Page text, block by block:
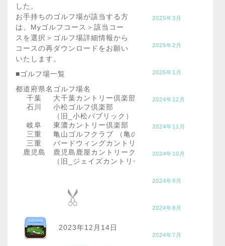
した。
お手持ちのゴルフ場が該当する方
は、Myゴルフコース＞該当コー
スを選択＞ゴルフ場詳細情報から
コースの再ダウンロードをお願い
いたします。
■ゴルフ場一覧
都道府県名 ゴルフ場名
千葉
大千葉カントリー倶楽部
石川
小松ゴルフ倶楽部
（旧_小松パブリック）
岐阜
東濃カントリー倶楽部
三重
亀山ゴルフクラブ （亀の子ショートコース追加）
三重
バードウィングカントリークラブ
鹿児島
鹿児島鹿屋カントリークラブ
（旧_ジェイズカントリークラブ 鹿屋コース）
2023年12月14日
2025年3月
2025年2月
2025年1月
2024年12月
2024年11月
2024年10月
2024年9月
2024年8月
2024年7月